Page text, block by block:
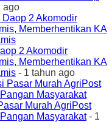
ago
2 Akomodir
Memberhentikan KA
- 1 tahun ago
Murah AgriPost
Masyarakat- 1